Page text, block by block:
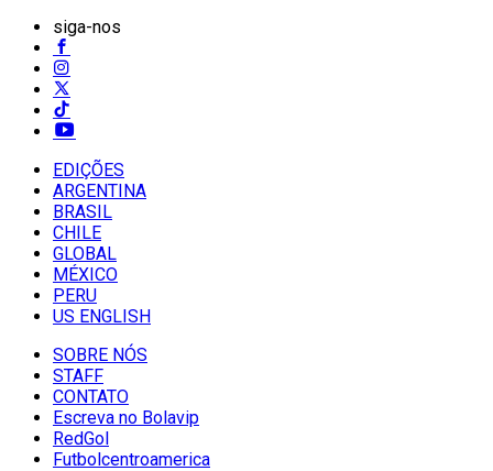
siga-nos
EDIÇÕES
ARGENTINA
BRASIL
CHILE
GLOBAL
MÉXICO
PERU
US ENGLISH
SOBRE NÓS
STAFF
CONTATO
Escreva no Bolavip
RedGol
Futbolcentroamerica